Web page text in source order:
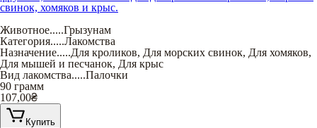
свинок, хомяков и крыс.
Животное.....Грызунам
Категория.....Лакомства
Назначение.....Для кроликов, Для морских свинок, Для хомяков,
Для мышей и песчанок, Для крыс
Вид лакомства.....Палочки
90 грамм
107,00₴
Купить